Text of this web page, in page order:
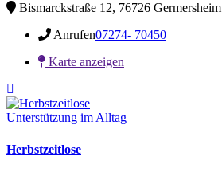
Bismarckstraße 12, 76726 Germersheim
Anrufen07274- 70450
Karte anzeigen
Unterstützung im Alltag
Herbstzeitlose